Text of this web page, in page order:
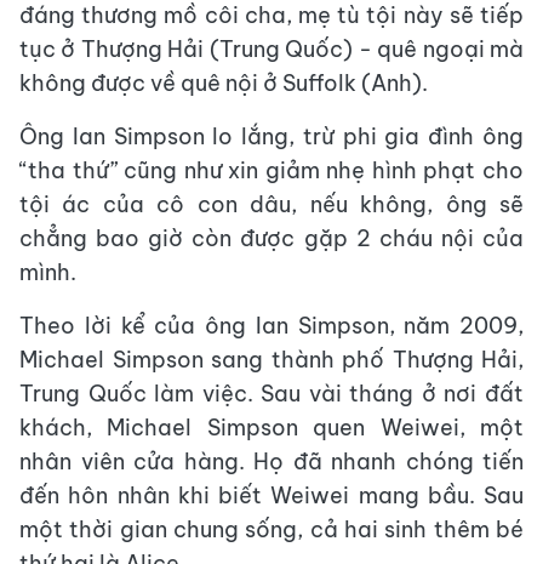
đáng thương mồ côi cha, mẹ tù tội này sẽ tiếp
tục ở Thượng Hải (Trung Quốc) - quê ngoại mà
không được về quê nội ở Suffolk (Anh).
Ông Ian Simpson lo lắng, trừ phi gia đình ông
“tha thứ” cũng như xin giảm nhẹ hình phạt cho
tội ác của cô con dâu, nếu không, ông sẽ
chẳng bao giờ còn được gặp 2 cháu nội của
mình.
Theo lời kể của ông Ian Simpson, năm 2009,
Michael Simpson sang thành phố Thượng Hải,
Trung Quốc làm việc. Sau vài tháng ở nơi đất
khách, Michael Simpson quen Weiwei, một
nhân viên cửa hàng. Họ đã nhanh chóng tiến
đến hôn nhân khi biết Weiwei mang bầu. Sau
một thời gian chung sống, cả hai sinh thêm bé